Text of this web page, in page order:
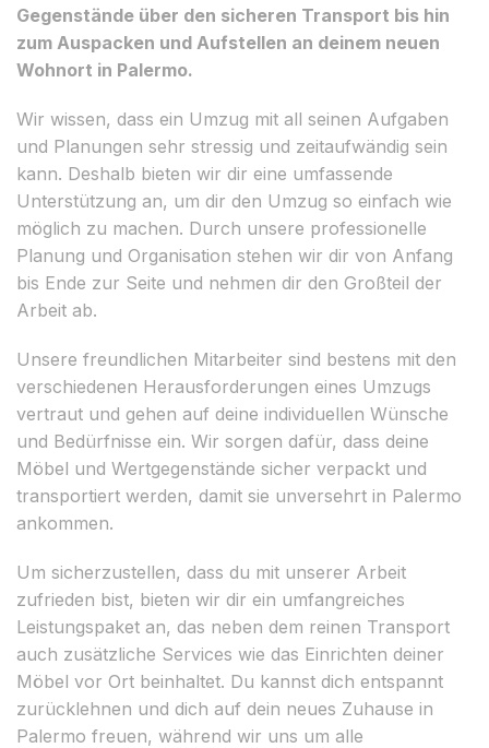
Gegenstände über den sicheren Transport bis hin
zum Auspacken und Aufstellen an deinem neuen
Wohnort in Palermo.
Wir wissen, dass ein Umzug mit all seinen Aufgaben
und Planungen sehr stressig und zeitaufwändig sein
kann. Deshalb bieten wir dir eine umfassende
Unterstützung an, um dir den Umzug so einfach wie
möglich zu machen. Durch unsere professionelle
Planung und Organisation stehen wir dir von Anfang
bis Ende zur Seite und nehmen dir den Großteil der
Arbeit ab.
Unsere freundlichen Mitarbeiter sind bestens mit den
verschiedenen Herausforderungen eines Umzugs
vertraut und gehen auf deine individuellen Wünsche
und Bedürfnisse ein. Wir sorgen dafür, dass deine
Möbel und Wertgegenstände sicher verpackt und
transportiert werden, damit sie unversehrt in Palermo
ankommen.
Um sicherzustellen, dass du mit unserer Arbeit
zufrieden bist, bieten wir dir ein umfangreiches
Leistungspaket an, das neben dem reinen Transport
auch zusätzliche Services wie das Einrichten deiner
Möbel vor Ort beinhaltet. Du kannst dich entspannt
zurücklehnen und dich auf dein neues Zuhause in
Palermo freuen, während wir uns um alle